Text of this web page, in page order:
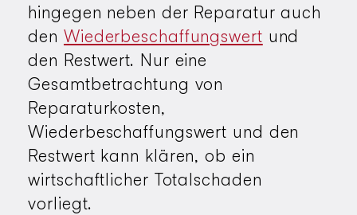
hingegen neben der Reparatur auch
den Wiederbeschaffungswert und
den Restwert. Nur eine
Gesamtbetrachtung von
Reparaturkosten,
Wiederbeschaffungswert und den
Restwert kann klären, ob ein
wirtschaftlicher Totalschaden
vorliegt.